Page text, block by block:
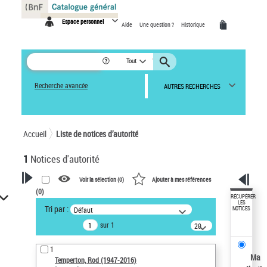
Espace personnel Aide Une question ? Historique
Tout
Recherche avancée AUTRES RECHERCHES
Accueil Liste de notices d’autorité
1 Notices d'autorité
VOTRE RECHERCHE
Recherche avancée dans les
notices d’autorité
Œuvres liées à l'auteur :
Temperton, Rod (1947-2016)
Voir la sélection (0) Ajouter à mes références
(0)
Tri par : Défaut
sur 1
20
résultats/page
1
Temperton, Rod (1947-2016)
RÉCUPÉRER
LES
NOTICES
Ma
Panneau de gestion des cookies